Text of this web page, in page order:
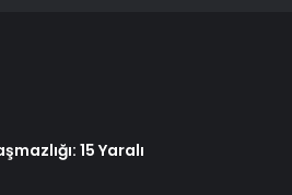
15 Yaralı